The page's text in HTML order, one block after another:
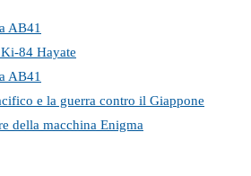
AB41
84 Hayate
AB41
e la guerra contro il Giappone
della macchina Enigma